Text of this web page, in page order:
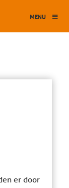
MENU
er door